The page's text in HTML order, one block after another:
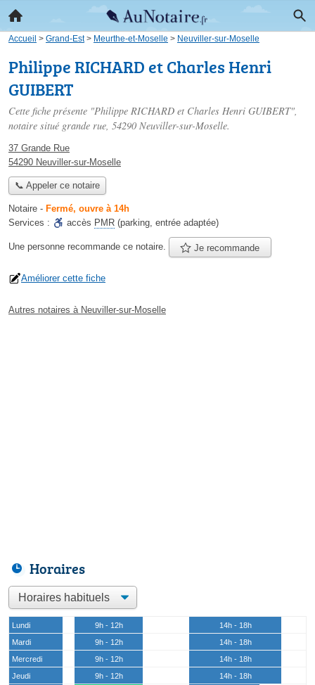
Accueil > Grand-Est> Meurthe-et-Moselle > Neuviller-sur-Moselle
Philippe RICHARD et Charles Henri
GUIBERT
Cette fiche présente "Philippe RICHARD et Charles Henri GUIBERT",
notaire situé grande rue, 54290 Neuviller-sur-Moselle.
37 Grande Rue
54290 Neuviller-sur-Moselle
📞 Appeler ce notaire
Notaire - Fermé, ouvre à 14h
Services :
accès PMR (parking, entrée adaptée)
Une personne recommande ce notaire. Je recommande
Améliorer cette fiche
Autres notaires à Neuviller-sur-Moselle
Horaires
Lundi 9h - 12h
14h - 18h
Mardi
9h - 12h
14h - 18h
Mercredi
9h - 12h
14h - 18h
Jeudi
9h - 12h
14h - 18h